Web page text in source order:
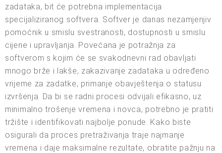
zadataka, bit će potrebna implementacija
specijaliziranog softvera. Softver je danas nezamjenjiv
pomoćnik u smislu svestranosti, dostupnosti u smislu
cijene i upravljanja. Povećana je potražnja za
softverom s kojim će se svakodnevni rad obavljati
mnogo brže i lakše, zakazivanje zadataka u određeno
vrijeme za zadatke, primanje obavještenja o statusu
izvršenja. Da bi se radni procesi odvijali efikasno, uz
minimalno trošenje vremena i novca, potrebno je pratiti
tržište i identifikovati najbolje ponude. Kako biste
osigurali da proces pretraživanja traje najmanje
vremena i daje maksimalne rezultate, obratite pažnju na